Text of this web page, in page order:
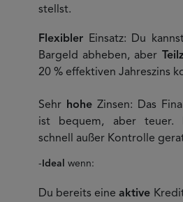
stellst.
Flexibler
Einsatz: Du
Bargeld abheben, aber
20 % effektiven Jahreszins
Sehr hoheZinsen: Das
ist bequem, aber teuer.
schnell außer Kontrolle
- Ideal wenn:
Du bereits eine aktive